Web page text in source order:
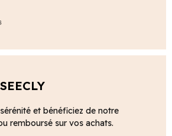
et bénéficiez de notre
remboursé sur vos achats.